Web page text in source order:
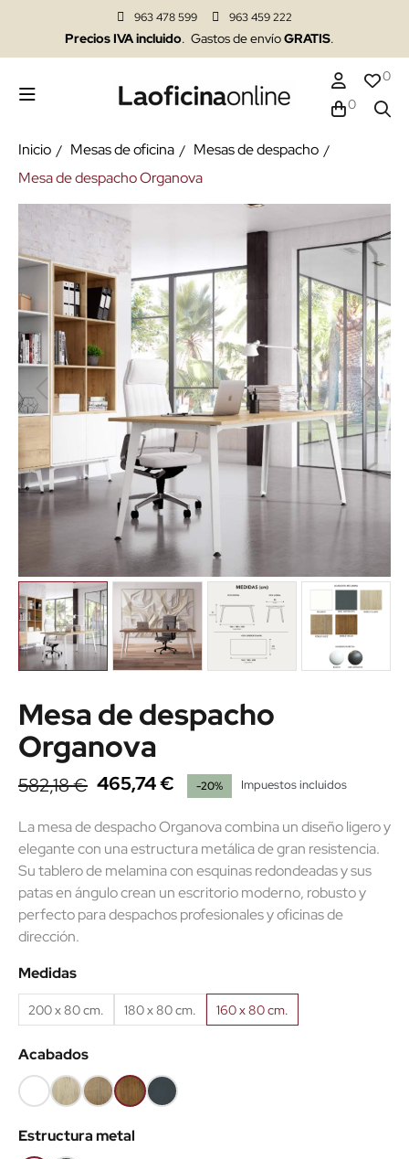
963 478 599 963 459 222
Precios IVA incluido. Gastos de envíoGRATIS.
0
0
Inicio Mesas de oficina
Mesas de despacho
Mesa de despacho Organova
Mesa de despacho
Organova
582,18 € 465,74 € -20% Impuestos incluidos
La mesa de despacho Organova combina un diseño ligero y
elegante con una estructura metálica de gran resistencia.
Su tablero de melamina con esquinas redondeadas y sus
patas en ángulo crean un escritorio moderno, robusto y
perfecto para despachos profesionales y oficinas de
dirección.
Medidas
200 x 80 cm. 180 x 80 cm. 160 x 80 cm.
Acabados
Blanco
(EMB)
Roble
claro
(EMB)
Roble
Nuez
(EMB)
Roble
viejo
(EMB)
Antracita
(EMB)
Estructura metal